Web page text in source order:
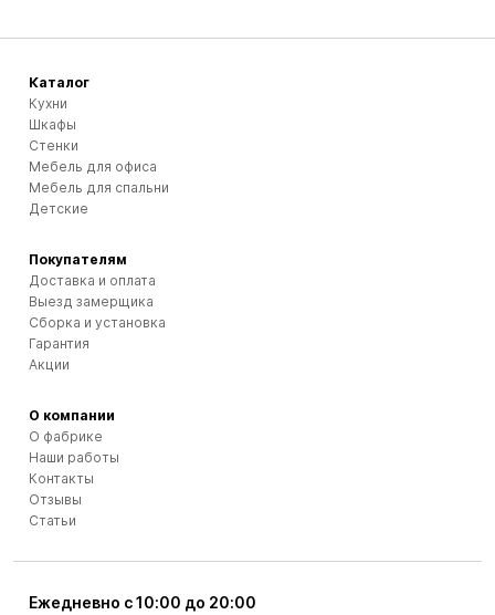
Ежедневно с 10:00 до 20:00
Каталог
Кухни
Шкафы
Стенки
Мебель для офиса
Мебель для спальни
Детские
Покупателям
Доставка и оплата
Выезд замерщика
Сборка и установка
Гарантия
Акции
О компании
О фабрике
Наши работы
Контакты
Отзывы
Статьи